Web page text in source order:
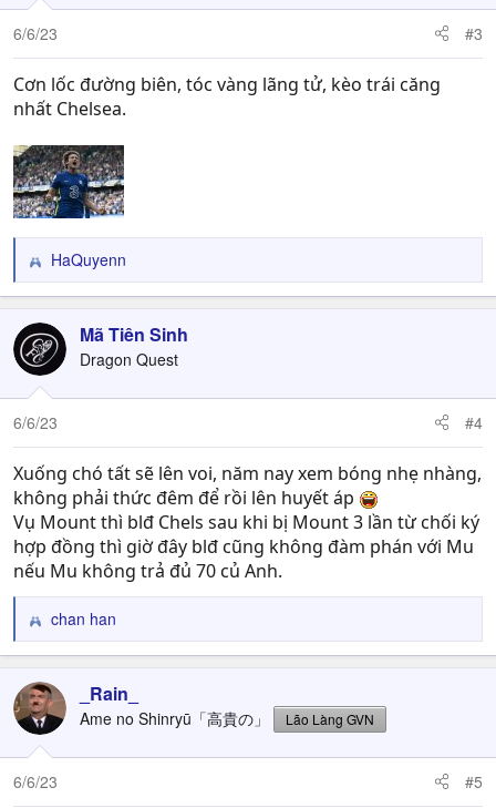
6/6/23 #3
Cơn lốc đường biên, tóc vàng lãng tử, kèo trái căng
nhất Chelsea.
R
e
c
t
i
o
n
s
HaQuyenn
Mã Tiên Sinh
Dragon Quest
6/6/23 #4
Xuống chó tất sẽ lên voi, năm nay xem bóng nhẹ nhàng,
không phải thức đêm để rồi lên huyết áp
Vụ Mount thì blđ Chels sau khi bị Mount 3 lần từ chối ký
hợp đồng thì giờ đây blđ cũng không đàm phán với Mu
nếu Mu không trả đủ 70 củ Anh.
R
e
c
t
i
o
n
s
chan han
_Rain_
Ame no Shinryū「高貴の」 Lão Làng GVN
6/6/23 #5